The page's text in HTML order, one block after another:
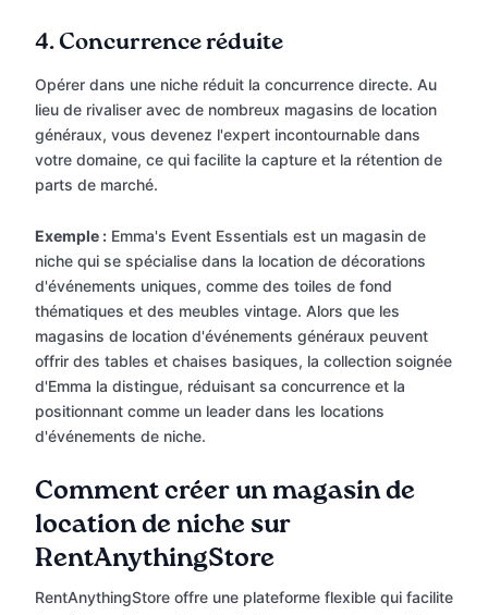
4.Concurrence réduite
Opérer dans une niche réduit la concurrence directe. Au
lieu de rivaliser avec de nombreux magasins de location
généraux, vous devenez l'expert incontournable dans
votre domaine, ce qui facilite la capture et la rétention de
parts de marché.
Exemple : Emma's Event Essentials est un magasin de
niche qui se spécialise dans la location de décorations
d'événements uniques, comme des toiles de fond
thématiques et des meubles vintage. Alors que les
magasins de location d'événements généraux peuvent
offrir des tables et chaises basiques, la collection soignée
d'Emma la distingue, réduisant sa concurrence et la
positionnant comme un leader dans les locations
d'événements de niche.
Comment créer un magasin de
location de niche sur
RentAnythingStore
RentAnythingStore offre une plateforme flexible qui facilite